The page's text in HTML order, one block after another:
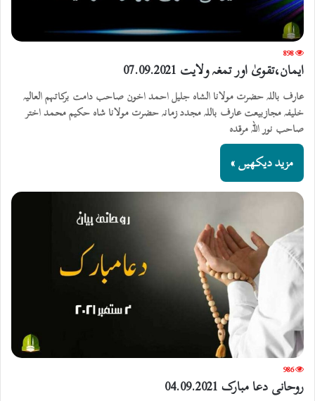
898
ایمان،تقویٰ اور تمغہ ولایت 07.09.2021
عارف باللہ حضرت مولانا الشاہ جلیل احمد اخون صاحب دامت برکاتہم العالیہ
خلیفہ مجازبیعت عارف باللہ مجدد زمانہ حضرت مولانا شاہ حکیم محمد اختر
صاحب نور اللہ مرقدہ
مزید دیکھیں »
986
روحانی دعا مبارک 04.09.2021